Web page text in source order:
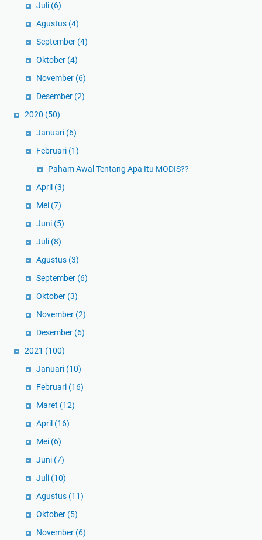
Juli (6)
Agustus (4)
September (4)
Oktober (4)
November (6)
Desember (2)
2020 (50)
Januari (6)
Februari (1)
Paham Awal Tentang Apa Itu MODIS??
April (3)
Mei (7)
Juni (5)
Juli (8)
Agustus (3)
September (6)
Oktober (3)
November (2)
Desember (6)
2021 (100)
Januari (10)
Februari (16)
Maret (12)
April (16)
Mei (6)
Juni (7)
Juli (10)
Agustus (11)
Oktober (5)
November (6)